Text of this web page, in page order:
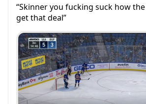
“Skinner you fucking suck how
get that deal”